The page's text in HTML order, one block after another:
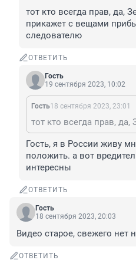
тот кто всегда прав, да,
прикажет с вещами
следователю
ОТВЕТИТЬ
Гость
19 сентября 2023, 10:02
Гость18 сентября 2023, 23:01
Гость, я в России живу
положить. а вот
интересны
ОТВЕТИТЬ
Гость
18 сентября 2023, 20:03
Видео старое, свежего нет
ОТВЕТИТЬ